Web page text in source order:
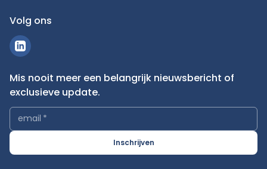
Volg ons
Mis nooit meer een belangrijk nieuwsbericht of
exclusieve update.
email *
Inschrijven